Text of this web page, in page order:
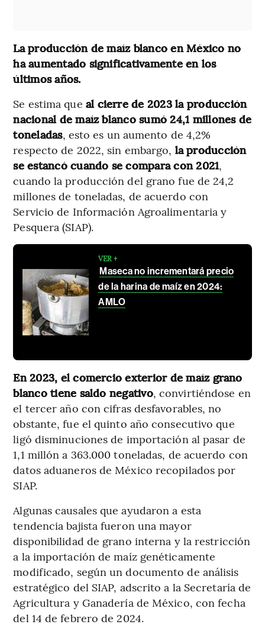
La producción de maíz blanco en México no
ha aumentado significativamente en los
últimos años.
Se estima que al cierre de 2023 la producción
nacional de maíz blanco sumó 24,1 millones de
toneladas, esto es un aumento de 4,2%
respecto de 2022, sin embargo, la producción
se estancó cuando se compara con 2021,
cuando la producción del grano fue de 24,2
millones de toneladas, de acuerdo con
Servicio de Información Agroalimentaria y
Pesquera (SIAP).
VER +
Maseca no incrementará precio
de la harina de maíz en 2024:
AMLO
En 2023, el comercio exterior de maíz grano
blanco tiene saldo negativo, convirtiéndose en
el tercer año con cifras desfavorables, no
obstante, fue el quinto año consecutivo que
ligó disminuciones de importación al pasar de
1,1 millón a 363.000 toneladas, de acuerdo con
datos aduaneros de México recopilados por
SIAP.
Algunas causales que ayudaron a esta
tendencia bajista fueron una mayor
disponibilidad de grano interna y la restricción
a la importación de maíz genéticamente
modificado, según un documento de análisis
estratégico del SIAP, adscrito a la Secretaría de
Agricultura y Ganadería de México, con fecha
del 14 de febrero de 2024.